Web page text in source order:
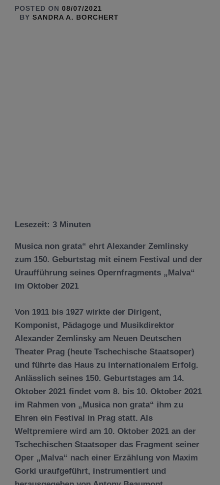
POSTED ON 08/07/2021
BY SANDRA A. BORCHERT
Lesezeit: 3 Minuten
Musica non grata“ ehrt Alexander Zemlinsky
zum 150. Geburtstag mit einem Festival und der
Uraufführung seines Opernfragments „Malva“
im Oktober 2021
Von 1911 bis 1927 wirkte der Dirigent,
Komponist, Pädagoge und Musikdirektor
Alexander Zemlinsky am Neuen Deutschen
Theater Prag (heute Tschechische Staatsoper)
und führte das Haus zu internationalem Erfolg.
Anlässlich seines 150. Geburtstages am 14.
Oktober 2021 findet vom 8. bis 10. Oktober 2021
im Rahmen von „Musica non grata“ ihm zu
Ehren ein Festival in Prag statt. Als
Weltpremiere wird am 10. Oktober 2021 an der
Tschechischen Staatsoper das Fragment seiner
Oper „Malva“ nach einer Erzählung von Maxim
Gorki uraufgeführt, instrumentiert und